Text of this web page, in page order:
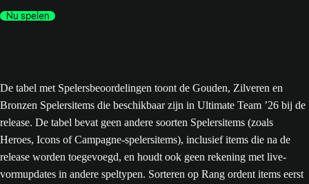
Nu spelen
De tabel met Spelersbeoordelingen toont de Gouden, Zilveren en
Bronzen Spelersitems die beschikbaar zijn in Ultimate Team ’26 bij de
release. De tabel bevat geen andere soorten Spelersitems (zoals
Heroes, Icons of Campagne-spelersitems), inclusief items die na de
release worden toegevoegd, en houdt ook geen rekening met live-
vormupdates in andere speltypen. Sorteren op Rang ordent items eerst